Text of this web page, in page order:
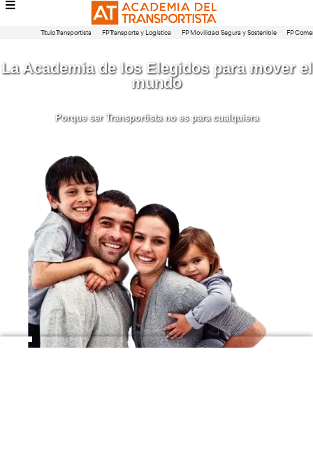
La Academia de los Elegidos
Abierta matrícula curso 26-27